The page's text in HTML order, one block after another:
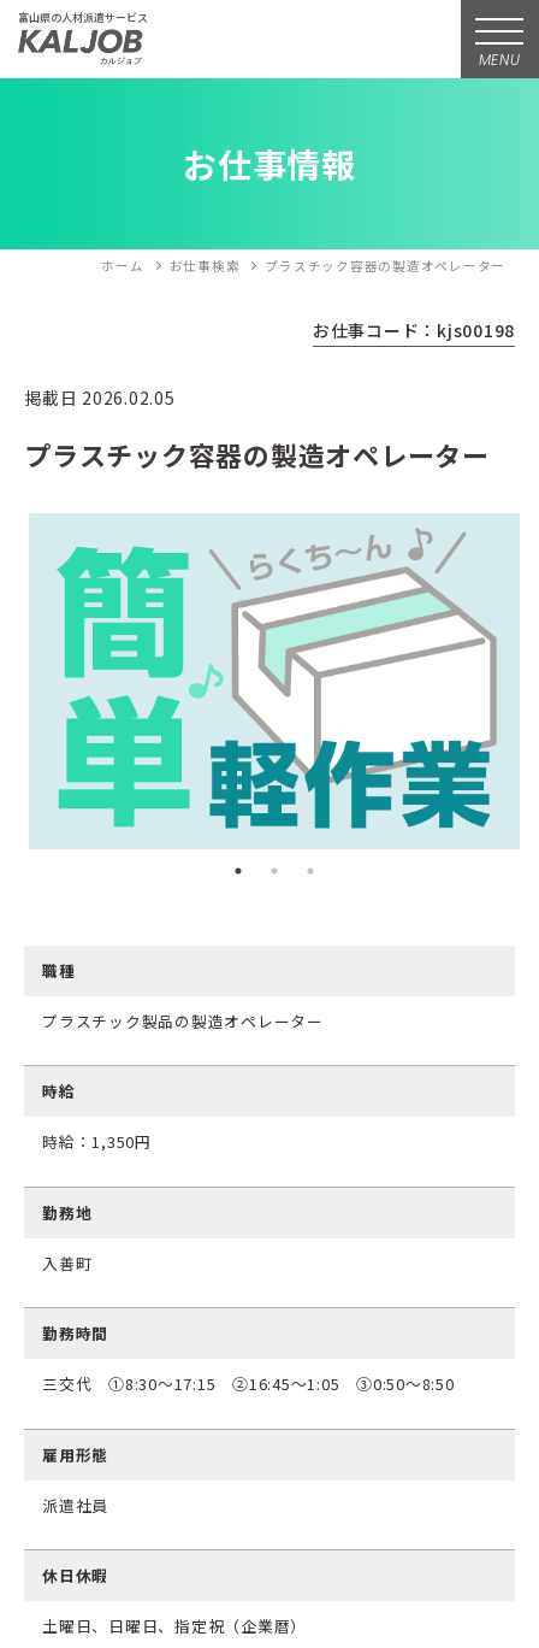
富山県の人材派遣サービス
MENU
お仕事情報
ホーム お仕事検索 プラスチック容器の製造オペレーター
お仕事コード：kjs00198
掲載日 2026.02.05
プラスチック容器の製造オペレーター
職種
プラスチック製品の製造オペレーター
時給
時給：1,350円
勤務地
入善町
勤務時間
三交代 ➀8:30～17:15 ➁16:45～1:05 ➂0:50～8:50
雇用形態
派遣社員
休日休暇
土曜日、日曜日、指定祝（企業暦）